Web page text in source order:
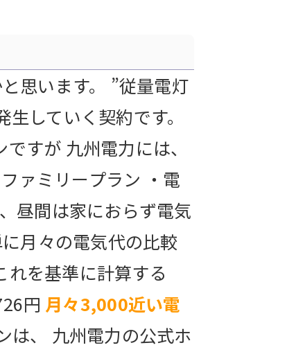
思います。 ”従量電灯
していく契約です。
すが 九州電力には、
ァミリープラン ・電
昼間は家におらず電気
月々の電気代の比較
を基準に計算する
円 月々3,000近い電
は、 九州電力の公式ホ